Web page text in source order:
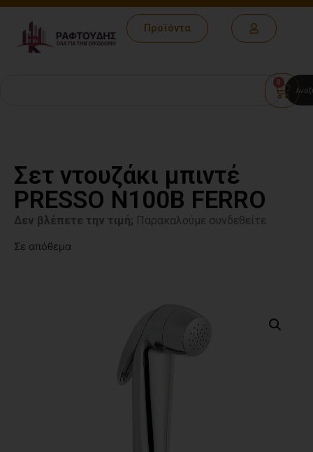
Προϊόντα
0
Σετ ντουζάκι μπιντέ
PRESSO N100B FERRO
Δεν βλέπετε την τιμή; Παρακαλούμε συνδεθείτε.
Σε απόθεμα